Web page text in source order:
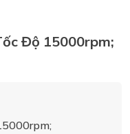
Độ 15000rpm;